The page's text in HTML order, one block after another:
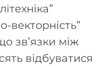
векторність”
зв’язки між
відбуватися